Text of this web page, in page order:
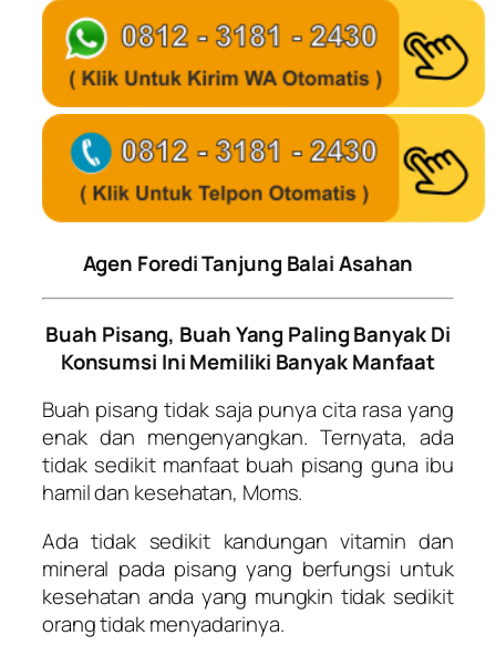
Agen Foredi Tanjung Balai Asahan
Buah Pisang, Buah Yang Paling Banyak Di
Konsumsi Ini Memiliki Banyak Manfaat
Buah pisang tidak saja punya cita rasa yang
enak dan mengenyangkan. Ternyata, ada
tidak sedikit manfaat buah pisang guna ibu
hamil dan kesehatan, Moms.
Ada tidak sedikit kandungan vitamin dan
mineral pada pisang yang berfungsi untuk
kesehatan anda yang mungkin tidak sedikit
orang tidak menyadarinya.